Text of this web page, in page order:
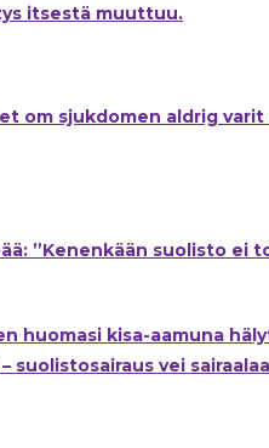
itsestä muuttuu.
om sjukdomen aldrig
”Kenenkään suolisto ei
huomasi kisa-aamuna
suolistosairaus vei